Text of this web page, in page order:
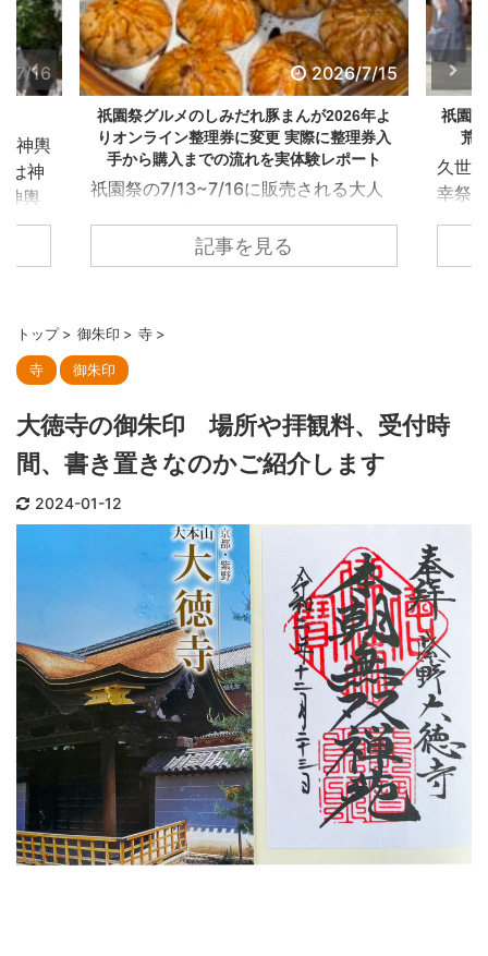
7/16
神輿
は神
神輿
織が
寺榊
寺学
織
清め
座、
2026/7/15
祇園祭グルメのしみだれ豚まんが2026年よ
りオンライン整理券に変更 実際に整理券入
手から購入までの流れを実体験レポート
祇園祭の7/13~7/16に販売される大人
れ豚まん」 例年、店の前に大行列が発
生し購入まで長いと2~3時間も炎天下
が、2025年は紙の整理券、2026年か
らはオンライ整理券が配布され、自分
れに変更されました。 今年2026年は
オンライン整理券になったことで、お
店側も消費者側もいろいろと不明点が
多いなかでの販売となりましたが、今
回は実際に管理人が整理券を入手~購
入までの ...
記事を見る
祇園
荒
久世
幸祭
児で
社よ
御魂
トップ > 御朱印 > 寺 >
寺 御朱印
大徳寺の御朱印 場所や拝観料、受付時
間、書き置きなのかご紹介します
2024-01-12